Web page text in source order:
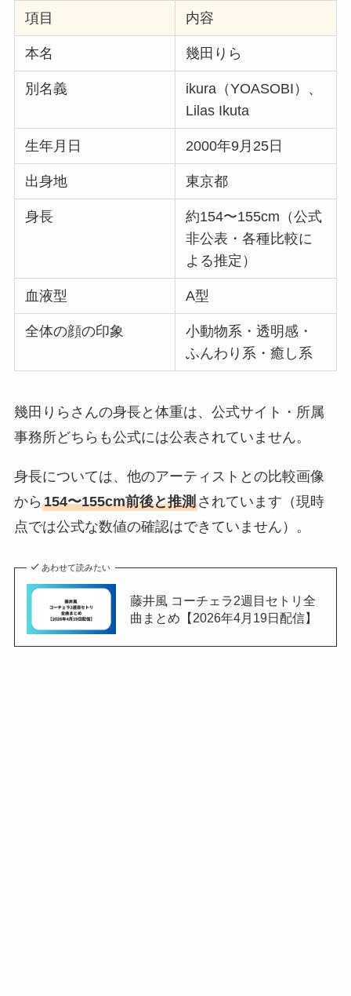
項目 内容
本名 幾田りら
別名義
ikura（YOASOBI）、
Lilas Ikuta
生年月日 2000年9月25日
出身地 東京都
身長
約154〜155cm（公式
非公表・各種比較に
よる推定）
血液型 A型
全体の顔の印象
小動物系・透明感・
ふんわり系・癒し系
幾田りらさんの身長と体重は、公式サイト・所属
事務所どちらも公式には公表されていません。
身長については、他のアーティストとの比較画像
から 154〜155cm前後と推測されています（現時
点では公式な数値の確認はできていません）。
あわせて読みたい
藤井風 コーチェラ2週目セトリ全
曲まとめ【2026年4月19日配信】